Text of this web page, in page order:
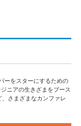
ーをスターにするための
ニアの生きざまをブース
さまざまなカンファレ